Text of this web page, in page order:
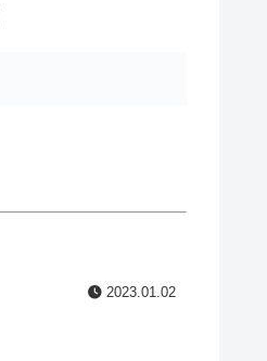
2023.01.02